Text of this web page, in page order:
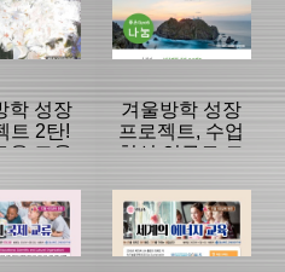
학 성장
트 2탄!
운 교육
도 전국
료전 우
"(좋은
눔 2023
: 좋은
나눔
겨울방학 성장
프로젝트, 수업
혁신 연구로 도
년도 우수 수업
혁신 실천사례"
(좋은gyo6나눔
2023년 1월호)
분류명 : 좋은
gyo6 나눔